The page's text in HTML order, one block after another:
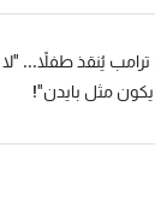
ترامب يُنقذ طفلاً... "لا
يكون مثل بايدن"!